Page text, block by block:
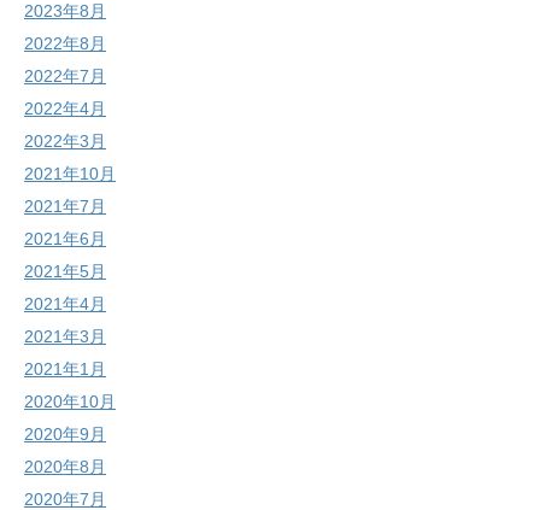
2023年8月
2022年8月
2022年7月
2022年4月
2022年3月
2021年10月
2021年7月
2021年6月
2021年5月
2021年4月
2021年3月
2021年1月
2020年10月
2020年9月
2020年8月
2020年7月